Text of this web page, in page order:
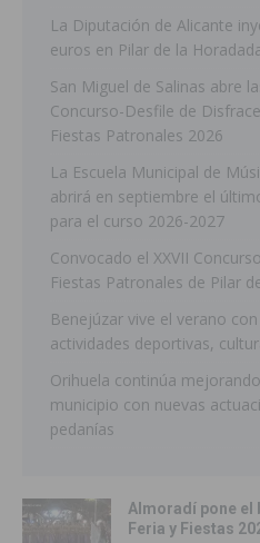
La Diputación de Alicante
euros en Pilar de la
San Miguel de Salinas abre
Concurso-Desfile de
Fiestas Patronales 2026
La Escuela Municipal de
abrirá en septiembre el
para el curso 2026-2027
Convocado el XXVII
Fiestas Patronales de Pilar
Benejúzar vive el verano
actividades deportivas,
Orihuela continúa
municipio con nuevas
pedanías
Almoradí pone el
Feria y Fiestas